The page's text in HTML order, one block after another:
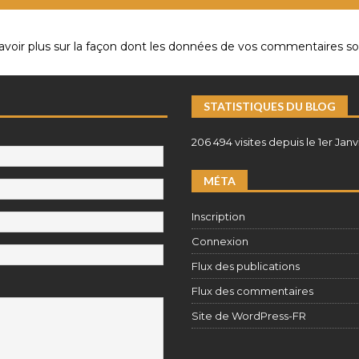
plus sur la façon dont les données de vos commentaires
STATISTIQUES DU BLOG
206 494 visites depuis le 1er
MÉTA
Inscription
Connexion
Flux des publications
Flux des commentaires
Site de WordPress-FR